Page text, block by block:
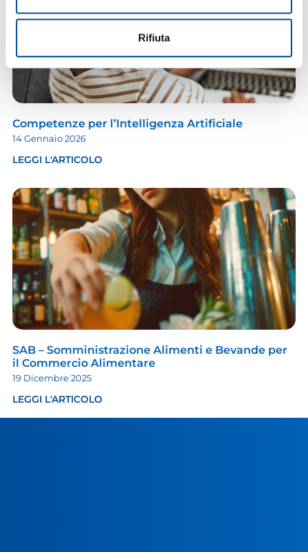
Rifiuta
Competenze per l’Intelligenza Artificiale
14 Gennaio 2026
LEGGI L'ARTICOLO
SAB – Somministrazione Alimenti e Bevande per
il Commercio Alimentare
19 Dicembre 2025
LEGGI L'ARTICOLO